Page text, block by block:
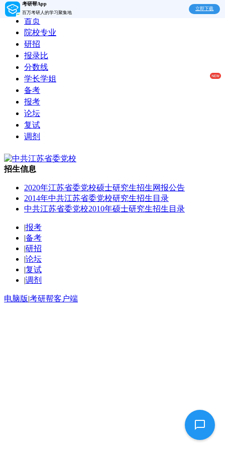
考研帮App
百万考研人的学习聚集地
立即下载
首页
院校专业
研招
报录比
分数线
学长学姐
备考
报考
论坛
复试
调剂
招生信息
2020年江苏省委党校硕士研究生招生网报公告
2014年中共江苏省委党校研究生招生目录
中共江苏省委党校2010年硕士研究生招生目录
|报考
|备考
|研招
|论坛
|复试
|调剂
电脑版|考研帮客户端